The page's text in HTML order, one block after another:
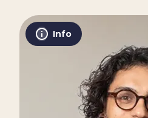
Info